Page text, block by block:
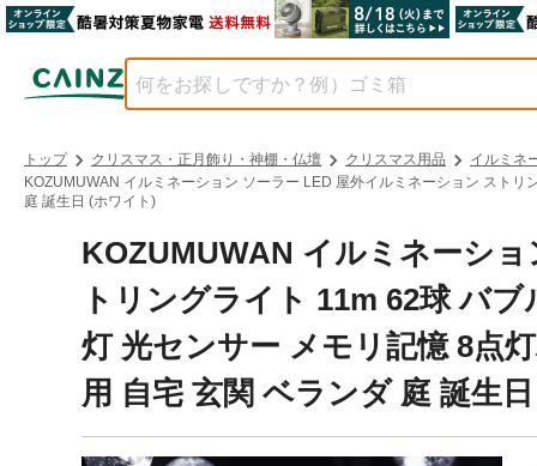
トップ クリスマス・正月飾り・神棚・仏壇 クリスマス用品
イルミネ
KOZUMUWAN イルミネーション ソーラー LED 屋外イルミネーション スト
庭 誕生日 (ホワイト)
KOZUMUWAN イルミネーシ
トリングライト 11m 62球 バ
灯 光センサー メモリ記憶 8点
用 自宅 玄関 ベランダ 庭 誕生